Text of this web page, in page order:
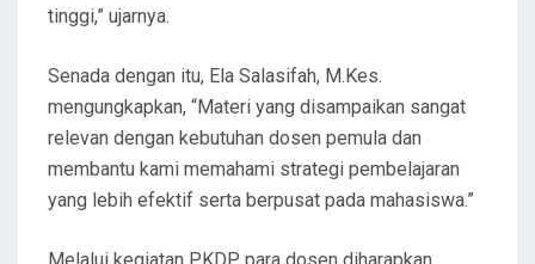
tinggi,” ujarnya.
Senada dengan itu, Ela Salasifah, M.Kes.
mengungkapkan, “Materi yang disampaikan sangat
relevan dengan kebutuhan dosen pemula dan
membantu kami memahami strategi pembelajaran
yang lebih efektif serta berpusat pada mahasiswa.”